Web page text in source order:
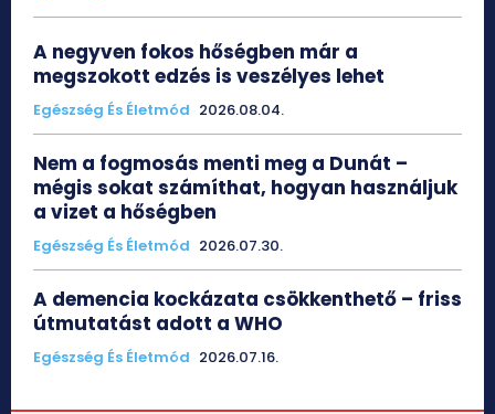
A negyven fokos hőségben már a
megszokott edzés is veszélyes lehet
Egészség És Életmód 2026.08.04.
Nem a fogmosás menti meg a Dunát –
mégis sokat számíthat, hogyan használjuk
a vizet a hőségben
Egészség És Életmód 2026.07.30.
A demencia kockázata csökkenthető – friss
útmutatást adott a WHO
Egészség És Életmód 2026.07.16.